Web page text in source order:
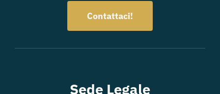
Contattaci!
Sede Legale